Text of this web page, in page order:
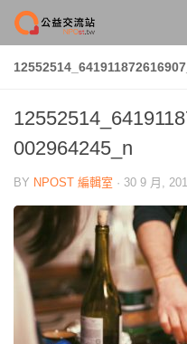
Skip to content
002964245_n
BY NPOST 編輯室 · 30 9 月,